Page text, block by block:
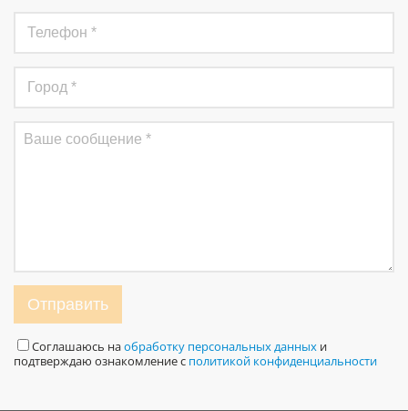
Отправить
Соглашаюсь наобработку персональных данных и
подтверждаю ознакомление с политикой конфиденциальности